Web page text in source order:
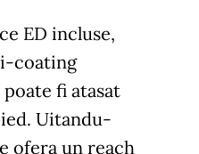
ED incluse,
coating
fi atasat
Uitandu-
ofera un reach